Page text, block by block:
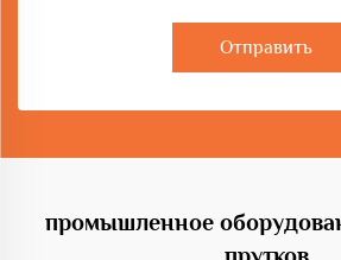
Отправить
промышленное